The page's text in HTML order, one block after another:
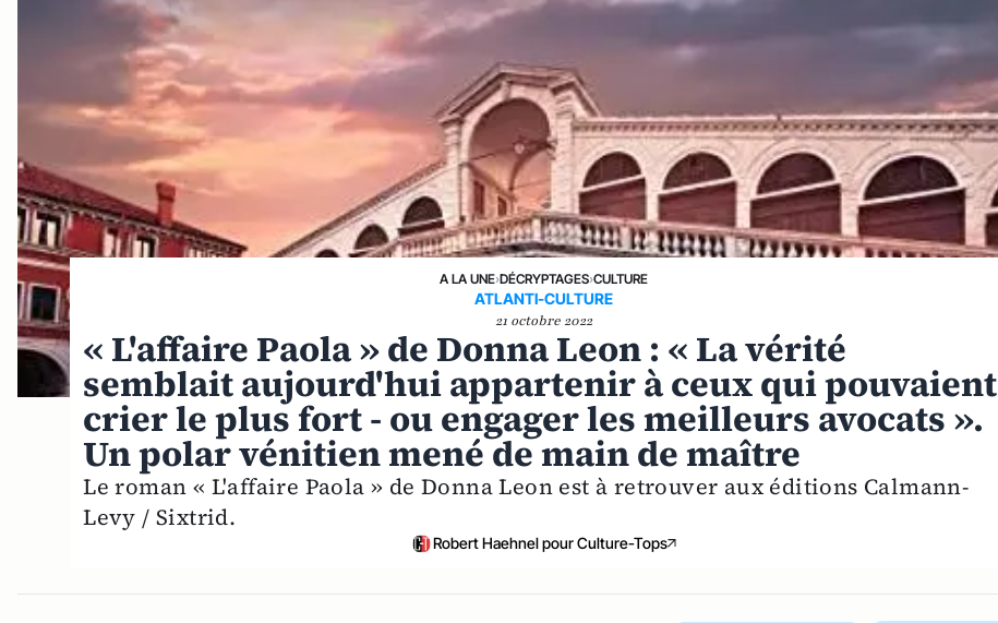
A LA UNE›DÉCRYPTAGES›CULTURE
ATLANTI-CULTURE
21 octobre 2022
« L'affaire Paola » de Donna Leon : « La vérité
semblait aujourd'hui appartenir à ceux qui pouvaient
crier le plus fort - ou engager les meilleurs avocats ».
Un polar vénitien mené de main de maître
Le roman « L'affaire Paola » de Donna Leon est à retrouver aux éditions Calmann-
Levy / Sixtrid.
Robert Haehnel pour Culture-Tops